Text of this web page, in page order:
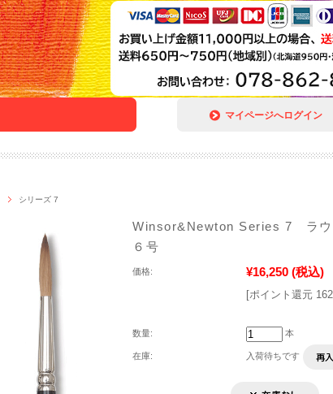
マイページへログイン
シリーズ 7
Winsor&Newton Series 7 ラウ
６号
価格: ¥16,250 (税込)
[ポイント還元
数量: 本
在庫: 入荷待ちです